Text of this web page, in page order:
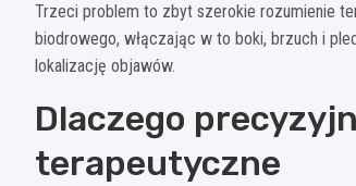
Trzeci problem to zbyt szerokie rozumienie
biodrowego, włączając w to boki, brzuch i
lokalizację objawów.
Dlaczego
terapeutyczne